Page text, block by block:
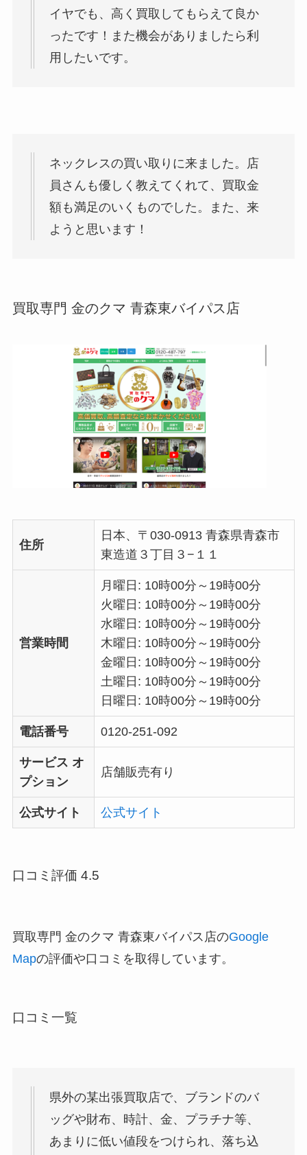
イヤでも、高く買取してもらえて良か
ったです！また機会がありましたら利
用したいです。
ネックレスの買い取りに来ました。店
員さんも優しく教えてくれて、買取金
額も満足のいくものでした。また、来
ようと思います！
買取専門 金のクマ 青森東バイパス店
住所
日本、〒030-0913 青森県青森市
東造道３丁目３−１１
営業時間
月曜日: 10時00分～19時00分
火曜日: 10時00分～19時00分
水曜日: 10時00分～19時00分
木曜日: 10時00分～19時00分
金曜日: 10時00分～19時00分
土曜日: 10時00分～19時00分
日曜日: 10時00分～19時00分
電話番号 0120-251-092
サービス オ
プション
店舗販売有り
公式サイト 公式サイト
口コミ評価 4.5
買取専門 金のクマ 青森東バイパス店のGoogle
Mapの評価や口コミを取得しています。
口コミ一覧
県外の某出張買取店で、ブランドのバ
ッグや財布、時計、金、プラチナ等、
あまりに低い値段をつけられ、落ち込